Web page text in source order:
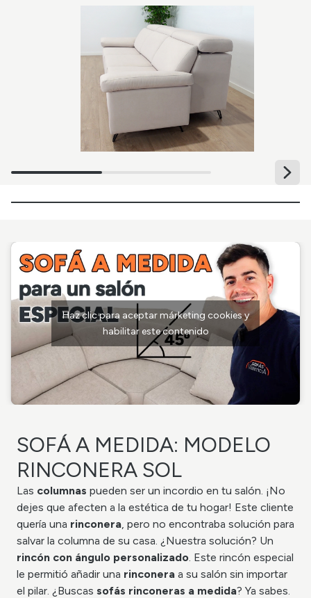
Haz clic para aceptar márketing cookies y
habilitar este contenido
SOFÁ A MEDIDA: MODELO
RINCONERA SOL
Las columnas pueden ser un incordio en tu salón. ¡No
dejes que afecten a la estética de tu hogar! Este cliente
quería una rinconera, pero no encontraba solución para
salvar la columna de su casa. ¿Nuestra solución? Un
rincón con ángulo personalizado. Este rincón especial
le permitió añadir una rinconera a su salón sin importar
el pilar. ¿Buscas sofás rinconeras a medida? Ya sabes.